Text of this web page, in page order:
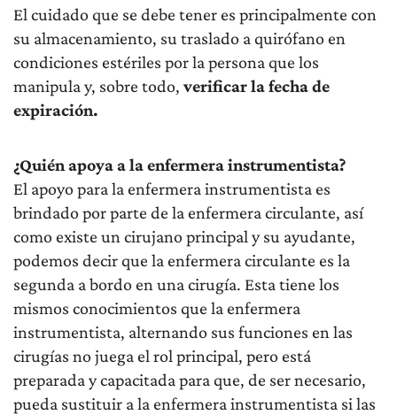
El cuidado que se debe tener es principalmente con
su almacenamiento, su traslado a quirófano en
condiciones estériles por la persona que los
manipula y, sobre todo, verificar la fecha de
expiración.
¿Quién apoya a la enfermera instrumentista?
El apoyo para la enfermera instrumentista es
brindado por parte de la enfermera circulante, así
como existe un cirujano principal y su ayudante,
podemos decir que la enfermera circulante es la
segunda a bordo en una cirugía. Esta tiene los
mismos conocimientos que la enfermera
instrumentista, alternando sus funciones en las
cirugías no juega el rol principal, pero está
preparada y capacitada para que, de ser necesario,
pueda sustituir a la enfermera instrumentista si las